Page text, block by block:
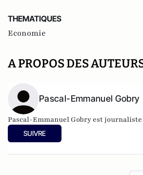
THEMATIQUES
Economie
A PROPOS DES
Pascal-Emmanuel Gobry
Pascal-Emmanuel Gobry est
SUIVRE